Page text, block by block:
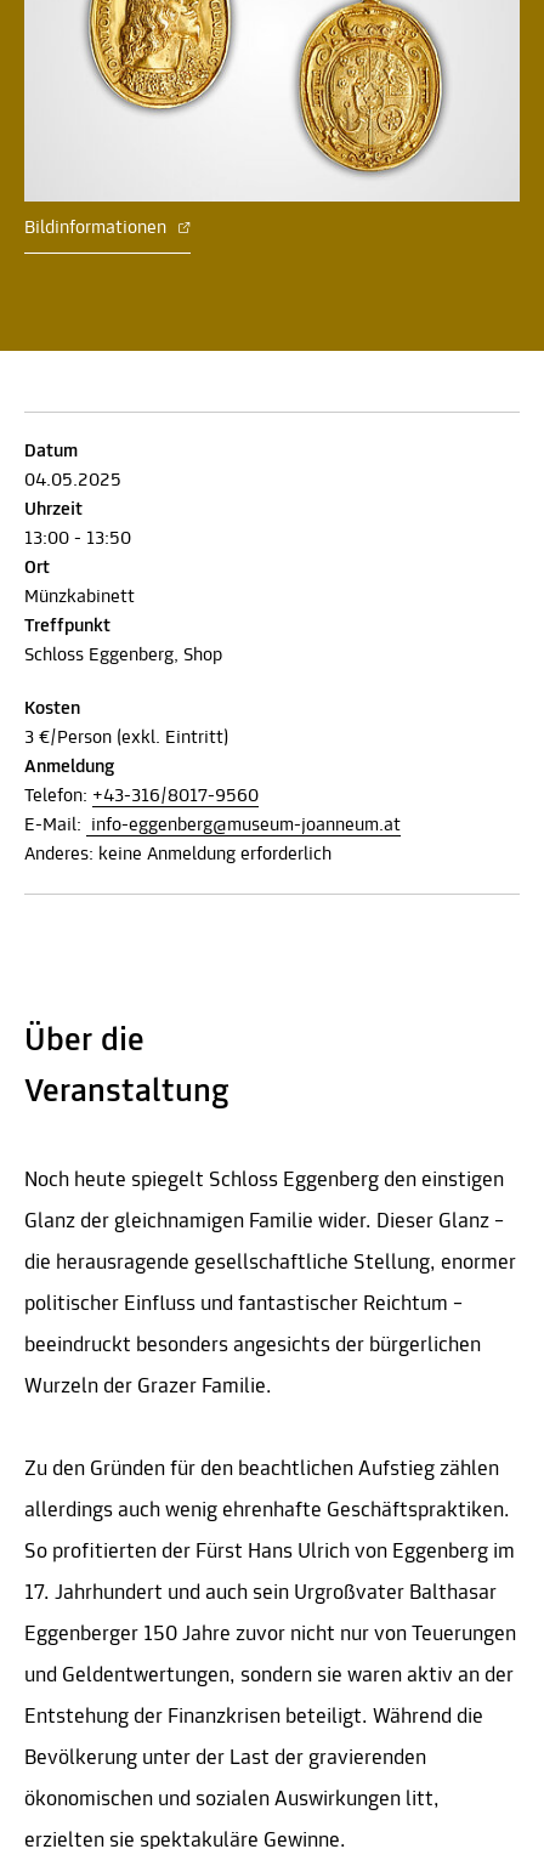
Bildinformationen
Datum
04.05.2025
Uhrzeit
13:00 - 13:50
Ort
Münzkabinett
Treffpunkt
Schloss Eggenberg, Shop
Kosten
3 €/Person (exkl. Eintritt)
Anmeldung
Telefon: +43-316/8017-9560
E-Mail:
info-eggenberg@museum-joanneum.at
Anderes: keine Anmeldung erforderlich
Über die
Veranstaltung
Noch heute spiegelt Schloss Eggenberg den einstigen
Glanz der gleichnamigen Familie wider. Dieser Glanz –
die herausragende gesellschaftliche Stellung, enormer
politischer Einfluss und fantastischer Reichtum –
beeindruckt besonders angesichts der bürgerlichen
Wurzeln der Grazer Familie.
Zu den Gründen für den beachtlichen Aufstieg zählen
allerdings auch wenig ehrenhafte Geschäftspraktiken.
So profitierten der Fürst Hans Ulrich von Eggenberg im
17. Jahrhundert und auch sein Urgroßvater Balthasar
Eggenberger 150 Jahre zuvor nicht nur von Teuerungen
und Geldentwertungen, sondern sie waren aktiv an der
Entstehung der Finanzkrisen beteiligt. Während die
Bevölkerung unter der Last der gravierenden
ökonomischen und sozialen Auswirkungen litt,
erzielten sie spektakuläre Gewinne.